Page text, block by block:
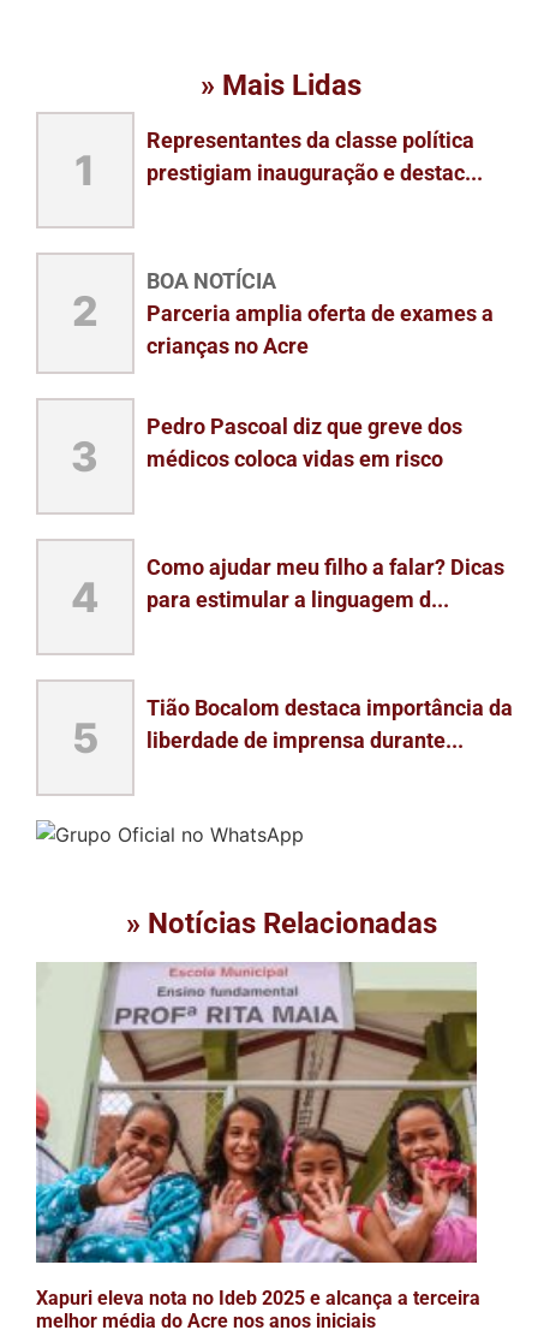
» Mais Lidas
1
Representantes da classe política
prestigiam inauguração e destac...
2
BOA NOTÍCIA
Parceria amplia oferta de exames a
crianças no Acre
3
Pedro Pascoal diz que greve dos
médicos coloca vidas em risco
4
Como ajudar meu filho a falar? Dicas
para estimular a linguagem d...
5
Tião Bocalom destaca importância da
liberdade de imprensa durante...
» Notícias Relacionadas
Xapuri eleva nota no Ideb 2025 e alcança a terceira
melhor média do Acre nos anos iniciais